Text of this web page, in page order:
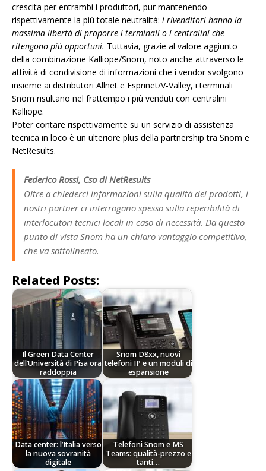
crescita per entrambi i produttori, pur mantenendo
rispettivamente la più totale neutralità: i rivenditori hanno la
massima libertà di proporre i terminali o i centralini che
ritengono più opportuni. Tuttavia, grazie al valore aggiunto
della combinazione Kalliope/Snom, noto anche attraverso le
attività di condivisione di informazioni che i vendor svolgono
insieme ai distributori Allnet e Esprinet/V-Valley, i terminali
Snom risultano nel frattempo i più venduti con centralini
Kalliope.
Poter contare rispettivamente su un servizio di assistenza
tecnica in loco è un ulteriore plus della partnership tra Snom e
NetResults.
Federico Rossi, Cso di NetResults
Oltre a chiederci informazioni sulla qualità dei prodotti, i
nostri partner ci interrogano spesso sulla reperibilità di
interlocutori tecnici locali in caso di necessità. Da questo
punto di vista Snom ha un chiaro vantaggio competitivo,
che va sottolineato.
Related Posts:
Il Green Data Center
dell’Università di Pisa ora
raddoppia
Snom D8xx, nuovi
telefoni IP e un moduli di
espansione
Data center: l’Italia verso
la nuova sovranità
digitale
Telefoni Snom e MS
Teams: qualità-prezzo e
tanti…